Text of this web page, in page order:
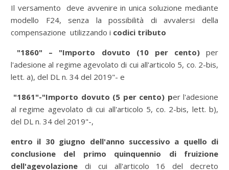
Il versamento deve avvenire in unica soluzione mediante
modello F24, senza la possibilità di avvalersi della
compensazione utilizzando i codici tributo
"1860" – "Importo dovuto (10 per cento)per
l'adesione al regime agevolato di cui all'articolo 5, co. 2-bis,
lett. a), del DL n. 34 del 2019"- e
"1861"-"Importo dovuto (5 per cento) per l'adesione
al regime agevolato di cui all'articolo 5, co. 2-bis, lett. b),
del DL n. 34 del 2019"-,
entro il 30 giugno dell'anno successivo a quello di
conclusione del primo quinquennio di fruizione
dell'agevolazione di cui all'articolo 16 del decreto